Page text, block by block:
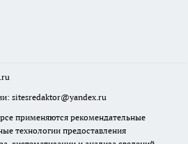
sitesredaktor@yandex.ru
применяются рекомендательные
технологии предоставления